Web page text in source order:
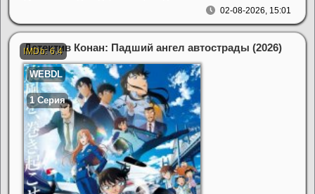
02-08-2026, 15:01
Детектив Конан: Падший ангел автострады (2026)